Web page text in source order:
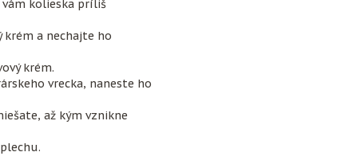
vám kolieska príliš
a nechajte ho
krém.
vrecka, naneste ho
až kým vznikne